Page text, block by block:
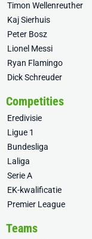
Timon Wellenreuther
Kaj Sierhuis
Peter Bosz
Lionel Messi
Ryan Flamingo
Dick Schreuder
Competities
Eredivisie
Ligue 1
Bundesliga
Laliga
Serie A
EK-kwalificatie
Premier League
Teams